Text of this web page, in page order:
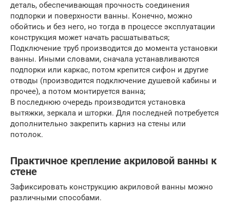
деталь, обеспечивающая прочность соединения
подпорки и поверхности ванны. Конечно, можно
обойтись и без него, но тогда в процессе эксплуатации
конструкция может начать расшатываться;
Подключение труб производится до момента установки
ванны. Иными словами, сначала устанавливаются
подпорки или каркас, потом крепится сифон и другие
отводы (производится подключение душевой кабины и
прочее), а потом монтируется ванна;
В последнюю очередь производится установка
вытяжки, зеркала и шторки. Для последней потребуется
дополнительно закрепить карниз на стены или
потолок.
Практичное крепление акриловой ванны к
стене
Зафиксировать конструкцию акриловой ванны можно
различными способами.